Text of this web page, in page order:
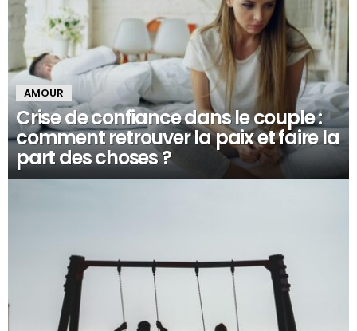
AMOUR
Crise de confiance dans le couple :
comment retrouver la paix et faire la
part des choses ?